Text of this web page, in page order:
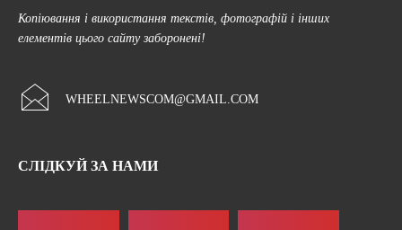
Копіювання і використання текстів, фотографій і інших
елементів цього сайту заборонені!
WHEELNEWSCOM@GMAIL.COM
СЛІДКУЙ ЗА НАМИ